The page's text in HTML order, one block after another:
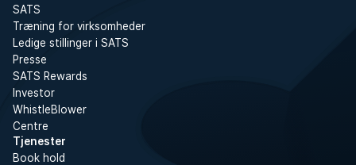
SATS
Træning for virksomheder
Ledige stillinger i SATS
Presse
SATS Rewards
Investor
WhistleBlower
Centre
Tjenester
Book hold